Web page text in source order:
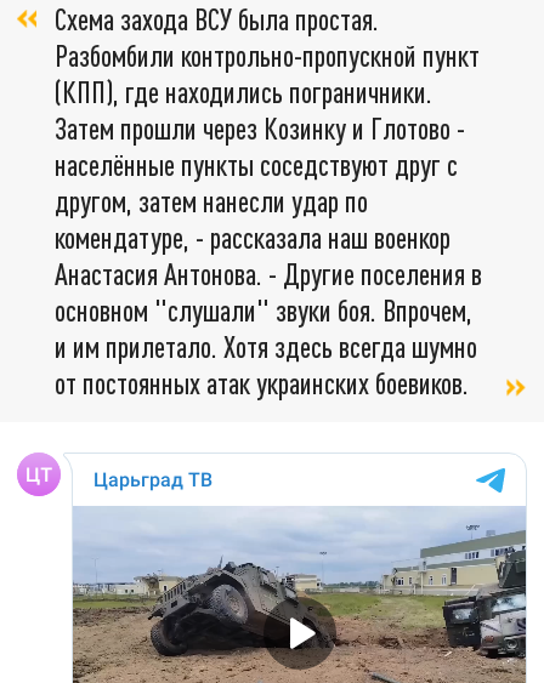
Схема захода ВСУ была простая.
Разбомбили контрольно-пропускной пункт
(КПП), где находились пограничники.
Затем прошли через Козинку и Глотово -
населённые пункты соседствуют друг с
другом, затем нанесли удар по
комендатуре, - рассказала наш военкор
Анастасия Антонова. - Другие поселения в
основном "слушали" звуки боя. Впрочем,
и им прилетало. Хотя здесь всегда шумно
от постоянных атак украинских боевиков.